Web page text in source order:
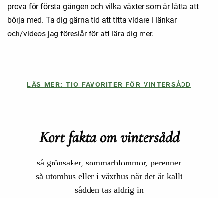
prova för första gången och vilka växter som är lätta att
börja med. Ta dig gärna tid att titta vidare i länkar
och/videos jag föreslår för att lära dig mer.
LÄS MER: TIO FAVORITER FÖR VINTERSÅDD
Kort fakta om vintersådd
så grönsaker, sommarblommor, perenner
så utomhus eller i växthus när det är kallt
sådden tas aldrig in